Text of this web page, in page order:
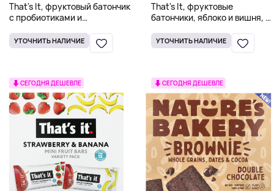
That's It, фруктовый батончик
с пробиотиками и
манго, 12 батончиков по 35 г
(1,2 унции)
УТОЧНИТЬ НАЛИЧИЕ
That's It, фруктовые
батончики, яблоко и вишня, 12
УТОЧНИТЬ НАЛИЧИЕ
СЕГОДНЯ ДЕШЕВЛЕ СЕГОДНЯ ДЕШЕВЛЕ